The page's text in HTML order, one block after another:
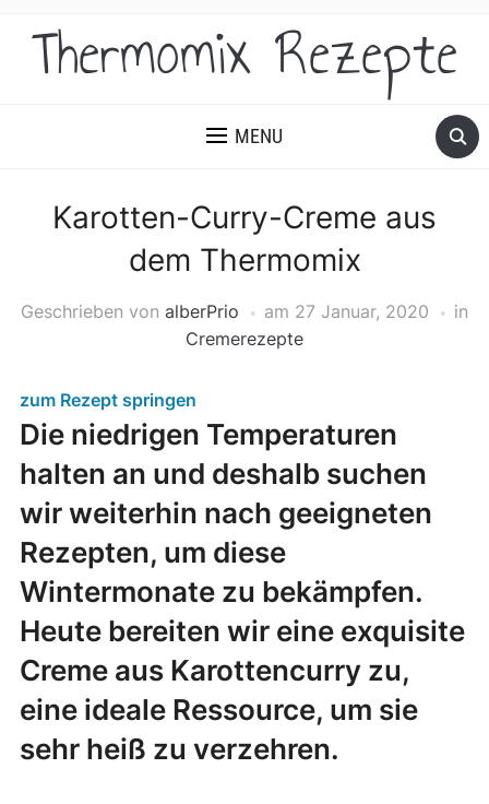
Thermomix Rezepte
MENU
Karotten-Curry-Creme aus
dem Thermomix
Geschrieben von alberPrio am 27 Januar, 2020
in
Cremerezepte
zum Rezept springen
Die niedrigen Temperaturen
halten an und deshalb suchen
wir weiterhin nach geeigneten
Rezepten, um diese
Wintermonate zu bekämpfen.
Heute bereiten wir eine exquisite
Creme aus Karottencurry zu,
eine ideale Ressource, um sie
sehr heiß zu verzehren.